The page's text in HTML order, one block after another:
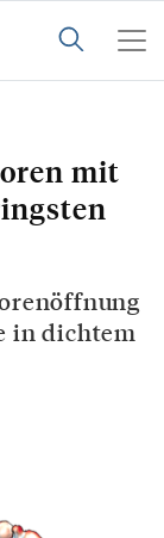
mit
in dichtem